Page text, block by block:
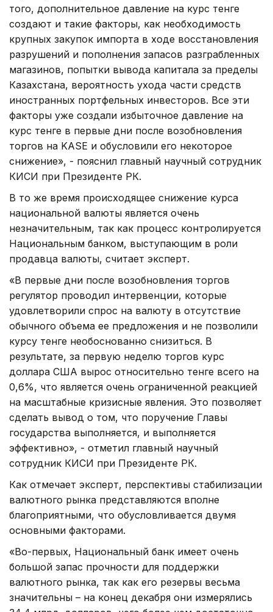
того, дополнительное давление на курс тенге
создают и такие факторы, как необходимость
крупных закупок импорта в ходе восстановления
разрушений и пополнения запасов разграбленных
магазинов, попытки вывода капитала за пределы
Казахстана, вероятность ухода части средств
иностранных портфельных инвесторов. Все эти
факторы уже создали избыточное давление на
курс тенге в первые дни после возобновления
торгов на KASE и обусловили его некоторое
снижение», - пояснил главный научный сотрудник
КИСИ при Президенте РК.
В то же время происходящее снижение курса
национальной валюты является очень
незначительным, так как процесс контролируется
Национальным банком, выступающим в роли
продавца валюты, считает эксперт.
«В первые дни после возобновления торгов
регулятор проводил интервенции, которые
удовлетворили спрос на валюту в отсутствие
обычного объема ее предложения и не позволили
курсу тенге необоснованно снизиться. В
результате, за первую неделю торгов курс
доллара США вырос относительно тенге всего на
0,6%, что является очень ограниченной реакцией
на масштабные кризисные явления. Это позволяет
сделать вывод о том, что поручение Главы
государства выполняется, и выполняется
эффективно», - отметил главный научный
сотрудник КИСИ при Президенте РК.
Как отмечает эксперт, перспективы стабилизации
валютного рынка представляются вполне
благоприятными, что обусловливается двумя
основными факторами.
«Во-первых, Национальный банк имеет очень
большой запас прочности для поддержки
валютного рынка, так как его резервы весьма
значительны – на конец декабря они измерялись